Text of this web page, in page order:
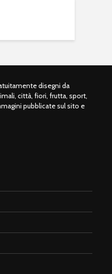
disegni da
città, fiori, frutta, sport,
pubblicate sul sito e